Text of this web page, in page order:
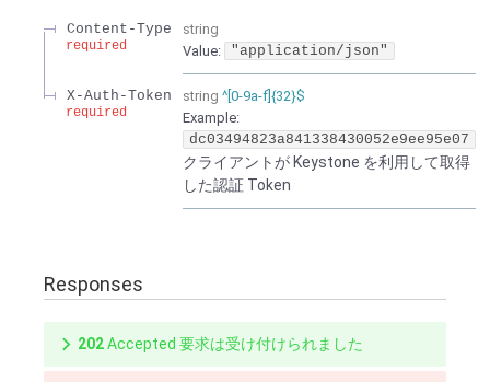
Content-Type
required
string
Value: "application/json"
X-Auth-Token
required
string ^[0-9a-f]{32}$
Example:
dc03494823a841338430052e9ee95e07
クライアントが Keystone を利用して取得
した認証 Token
Responses
202Accepted 要求は受け付けられました